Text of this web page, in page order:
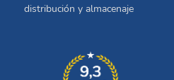
distribución y almacenaje